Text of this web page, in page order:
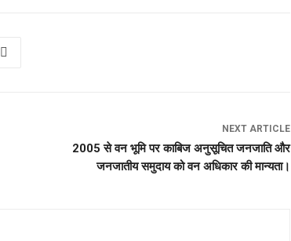
NEXT ARTICLE
2005 से वन भूमि पर काबिज अनुसूचित जनजाति और
जनजातीय समुदाय को वन अधिकार की मान्यता।